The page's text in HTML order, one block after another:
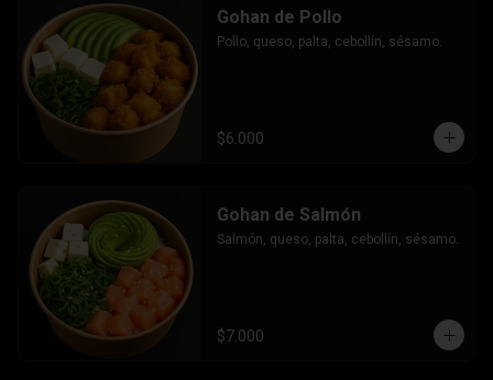
Gohan de Pollo
Pollo, queso, palta, cebollín, sésamo.
$6.000
Gohan de Salmón
Salmón, queso, palta, cebollín, sésamo.
$7.000